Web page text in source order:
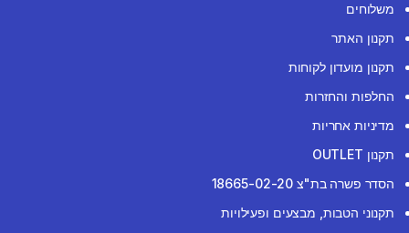
משלוחים
תקנון האתר
תקנון מועדון לקוחות
החלפות והחזרות
מדיניות אחריות
תקנון OUTLET
הסדר פשרה בת"צ 18665-02-20
תקנוני הטבות, מבצעים ופעילויות